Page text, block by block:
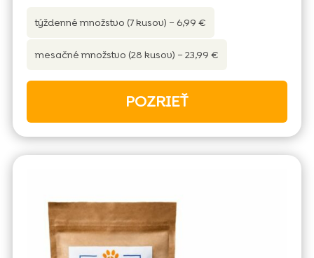
týždenné množstvo (7 kusov) – 6,99 €
mesačné množstvo (28 kusov) – 23,99 €
POZRIEŤ